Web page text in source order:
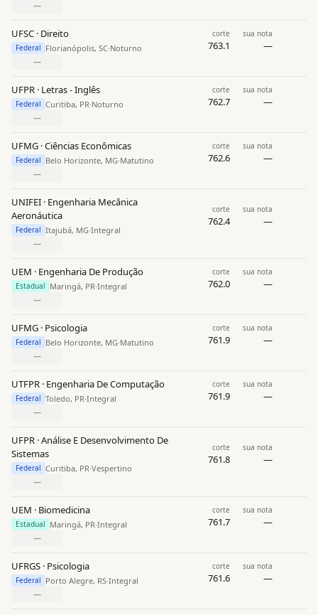
—
UFSC · Direito
Federal Florianópolis, SC·Noturno
corte
763.1
sua nota
—
—
UFPR · Letras - Inglês
Federal Curitiba, PR·Noturno
corte
762.7
sua nota
—
—
UFMG · Ciências Econômicas
Federal Belo Horizonte, MG·Matutino
corte
762.6
sua nota
—
—
UNIFEI · Engenharia Mecânica
Aeronáutica
Federal Itajubá, MG·Integral
corte
762.4
sua nota
—
—
UEM · Engenharia De Produção
Estadual Maringá, PR·Integral
corte
762.0
sua nota
—
—
UFMG · Psicologia
Federal Belo Horizonte, MG·Matutino
corte
761.9
sua nota
—
—
UTFPR · Engenharia De Computação
Federal Toledo, PR·Integral
corte
761.9
sua nota
—
—
UFPR · Análise E Desenvolvimento De
Sistemas
Federal Curitiba, PR·Vespertino
corte
761.8
sua nota
—
—
UEM · Biomedicina
Estadual Maringá, PR·Integral
corte
761.7
sua nota
—
—
UFRGS · Psicologia
Federal Porto Alegre, RS·Integral
corte
761.6
sua nota
—
—